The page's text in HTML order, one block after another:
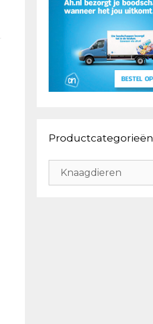
Productcategorieën